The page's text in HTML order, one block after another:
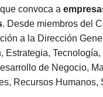
que convoca a
. Desde miembros del
a la Dirección
Estrategia,
de Negocio,
Recursos Humanos,